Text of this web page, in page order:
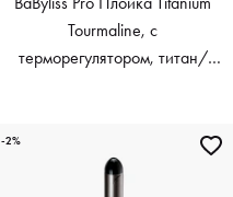
Tourmaline, c
терморегулятором, титан/
-2%